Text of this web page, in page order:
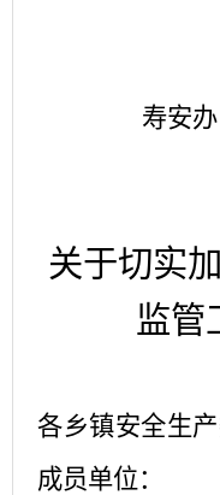
寿安
关于切实
监管
各乡镇安全生
成员单位：